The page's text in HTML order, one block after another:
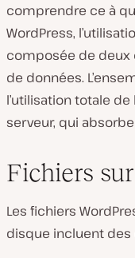
comprendre ce à
WordPress,
composée de deux
de données.
l’utilisation totale
serveur, qui
Fichiers
Les fichiers
disque incluent des